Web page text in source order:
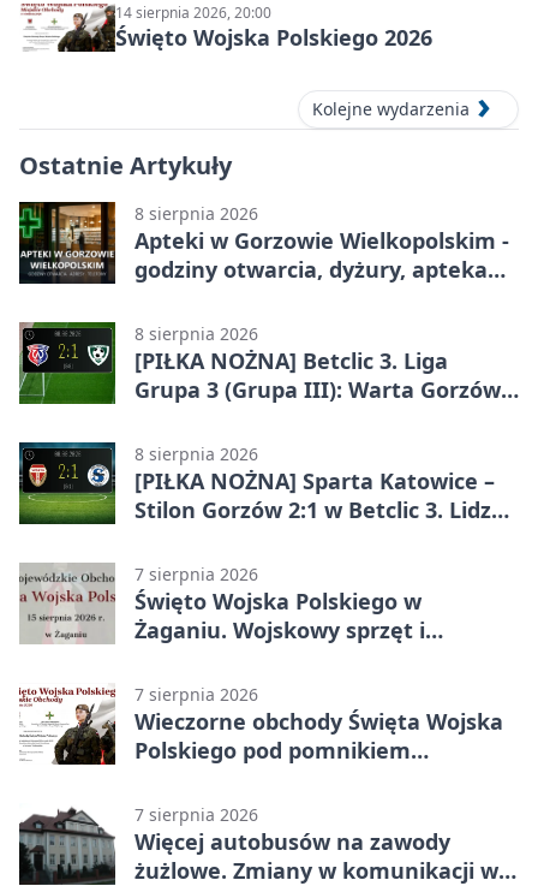
14 sierpnia 2026, 20:00
Święto Wojska Polskiego 2026
Kolejne wydarzenia
Ostatnie Artykuły
8 sierpnia 2026
Apteki w Gorzowie Wielkopolskim -
godziny otwarcia, dyżury, apteka
8 sierpnia 2026
[PIŁKA NOŻNA] Betclic 3. Liga
Grupa 3 (Grupa III): Warta Gorzów
8 sierpnia 2026
[PIŁKA NOŻNA] Sparta Katowice –
Stilon Gorzów 2:1 w Betclic 3. Lidze
stracili zwycięstwo w doliczonym
czasie
7 sierpnia 2026
Święto Wojska Polskiego w
Żaganiu. Wojskowy sprzęt i
7 sierpnia 2026
Wieczorne obchody Święta Wojska
Polskiego pod pomnikiem
7 sierpnia 2026
Więcej autobusów na zawody
żużlowe. Zmiany w komunikacji w